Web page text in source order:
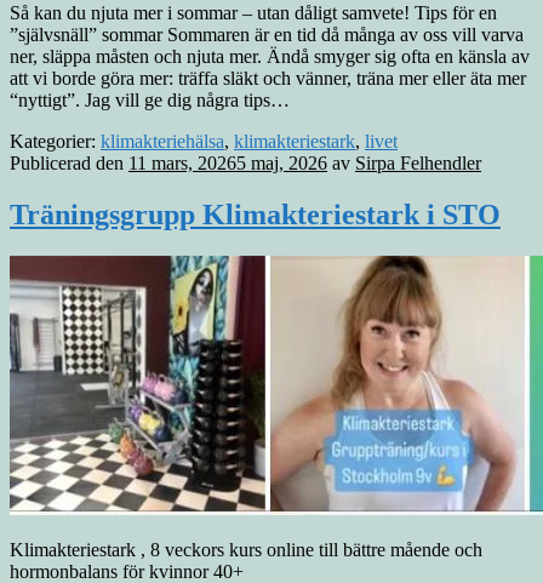
Så kan du njuta mer i sommar – utan dåligt samvete! Tips för en
”självsnäll” sommar Sommaren är en tid då många av oss vill varva
ner, släppa måsten och njuta mer. Ändå smyger sig ofta en känsla av
att vi borde göra mer: träffa släkt och vänner, träna mer eller äta mer
“nyttigt”. Jag vill ge dig några tips…
Kategorier: klimakteriehälsa, klimakteriestark, livet
Publicerad den 11 mars, 20265 maj, 2026 av Sirpa Felhendler
Träningsgrupp Klimakteriestark i STO
Klimakteriestark , 8 veckors kurs online till bättre mående och
hormonbalans för kvinnor 40+